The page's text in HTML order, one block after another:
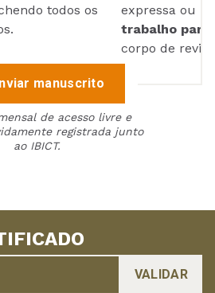
todos os
expressa ou
trabalho para
corpo de
manuscrito
de acesso livre e
registrada junto
ao IBICT.